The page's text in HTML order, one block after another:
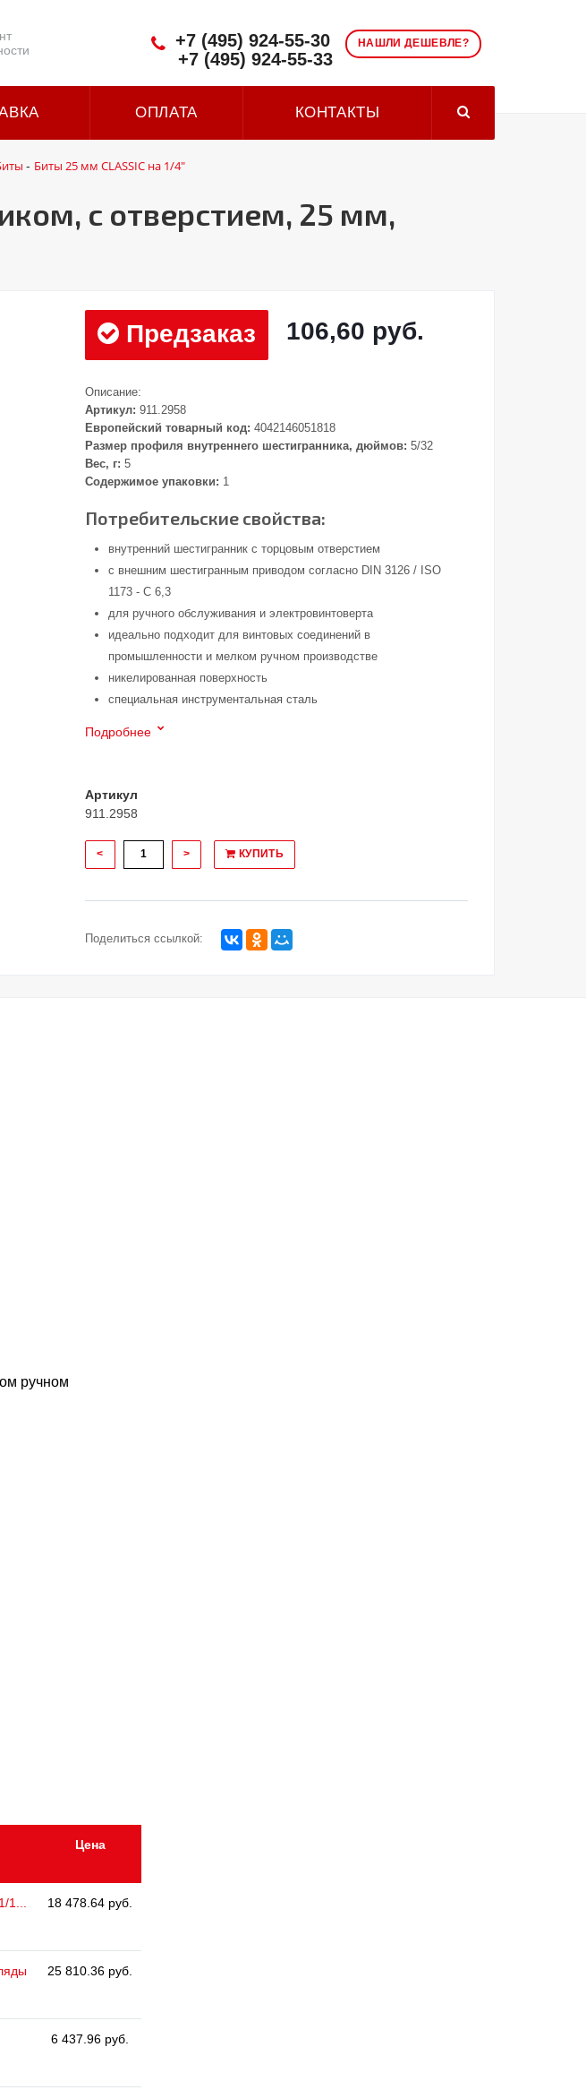
НАШЛИ ДЕШЕВЛЕ?
+7 (495) 924-55-30
+7 (495) 924-55-33
ОПЛАТА КОНТАКТЫ
- Биты 25 мм CLASSIC на 1/4"
с отверстием, 25 мм,
Предзаказ 106,60 руб.
Описание:
Артикул: 911.2958
Европейский товарный код: 4042146051818
Размер профиля внутреннего шестигранника, дюймов: 5/32
Вес, г: 5
Содержимое упаковки: 1
Потребительские свойства:
внутренний шестигранник с торцовым отверстием
с внешним шестигранным приводом согласно DIN 3126 / ISO
1173 - C 6,3
для ручного обслуживания и электровинтоверта
идеально подходит для винтовых соединений в
промышленности и мелком ручном производстве
никелированная поверхность
специальная инструментальная сталь
Подробнее
Артикул
911.2958
< > КУПИТЬ
Поделиться ссылкой:
ручном
Цена
1... 18 478.64 руб.
25 810.36 руб.
6 437.96 руб.